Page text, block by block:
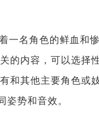
一名角色的鲜血和
内容，可以选择
其他主要角色或
势和音效。